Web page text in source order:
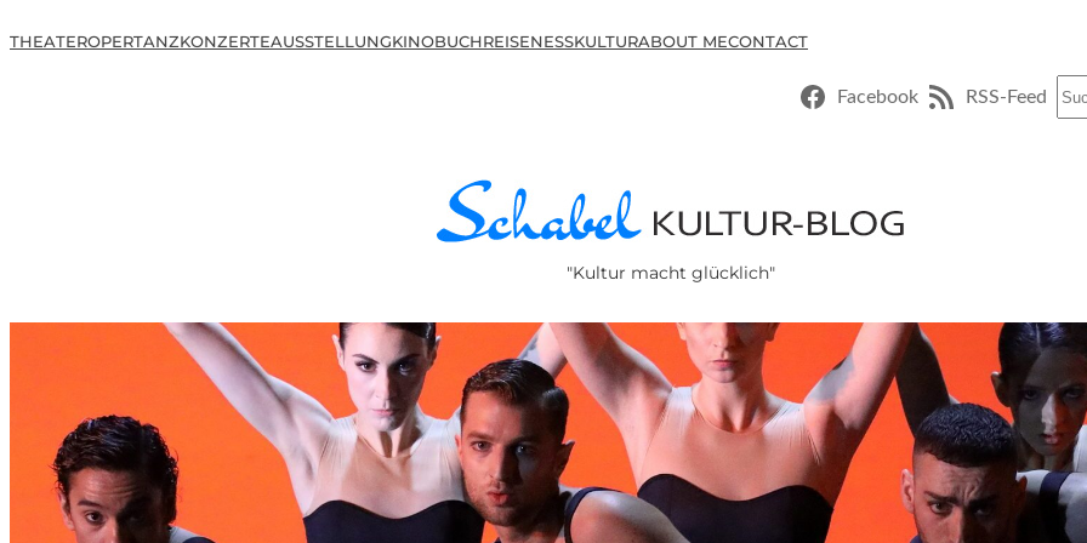
THEATEROPERTANZKONZERTEAUSSTELLUNGKINOBUCHREISENESSKULTURABOUT MECONTACT
Facebook RSS-Feed
"Kultur macht glücklich"